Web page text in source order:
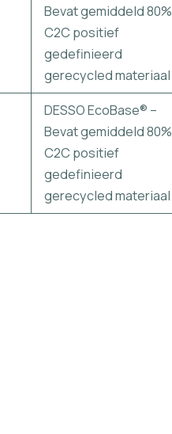
Bevat gemiddeld 80%
C2C positief
gedefinieerd
gerecycled materiaal
DESSO EcoBase® –
Bevat gemiddeld 80%
C2C positief
gedefinieerd
gerecycled materiaal